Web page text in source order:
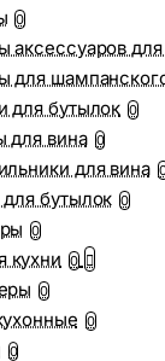
0
аксессуаров
для
для бутылок 0
для вина 0
для вина
бутылок 0
0
кухни 0
0
0
0